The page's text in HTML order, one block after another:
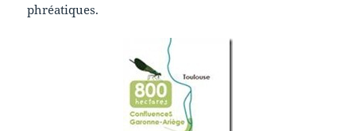
phréatiques.